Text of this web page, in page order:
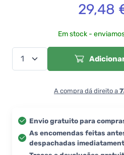
29,48
Em stock -
A compra dá direito a
Envio gratuito para
As encomendas feitas
despachadas